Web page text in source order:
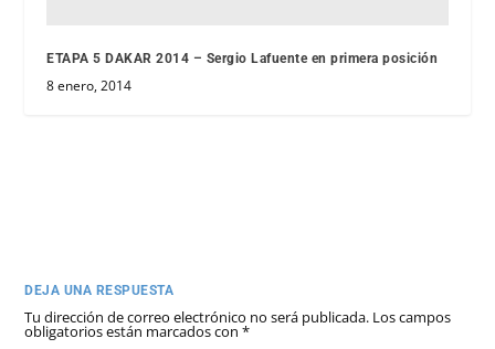
ETAPA 5 DAKAR 2014 – Sergio Lafuente en primera posición
8 enero, 2014
DEJA UNA RESPUESTA
Tu dirección de correo electrónico no será publicada. Los campos
obligatorios están marcados con*